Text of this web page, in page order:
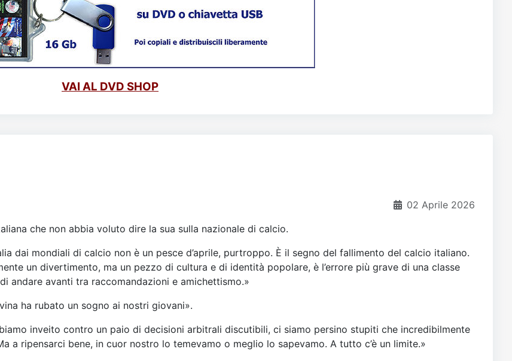
VAI AL DVD SHOP
02 Aprile 2026
che non abbia voluto dire la sua sulla nazionale di calcio.
dai mondiali di calcio non è un pesce d’aprile, purtroppo. È il segno del fallimento del calcio italiano.
un divertimento, ma un pezzo di cultura e di identità popolare, è l’errore più grave di una classe
andare avanti tra raccomandazioni e amichettismo.»
ha rubato un sogno ai nostri giovani».
inveito contro un paio di decisioni arbitrali discutibili, ci siamo persino stupiti che incredibilmente
a ripensarci bene, in cuor nostro lo temevamo o meglio lo sapevamo. A tutto c’è un limite.»